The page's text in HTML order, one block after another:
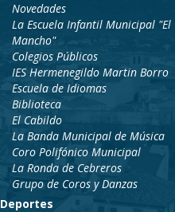
Novedades
La Escuela Infantil Municipal "El
Mancho"
Colegios Públicos
IES Hermenegildo Martin Borro
Escuela de Idiomas
Biblioteca
El Cabildo
La Banda Municipal de Música
Coro Polifónico Municipal
La Ronda de Cebreros
Grupo de Coros y Danzas
Deportes